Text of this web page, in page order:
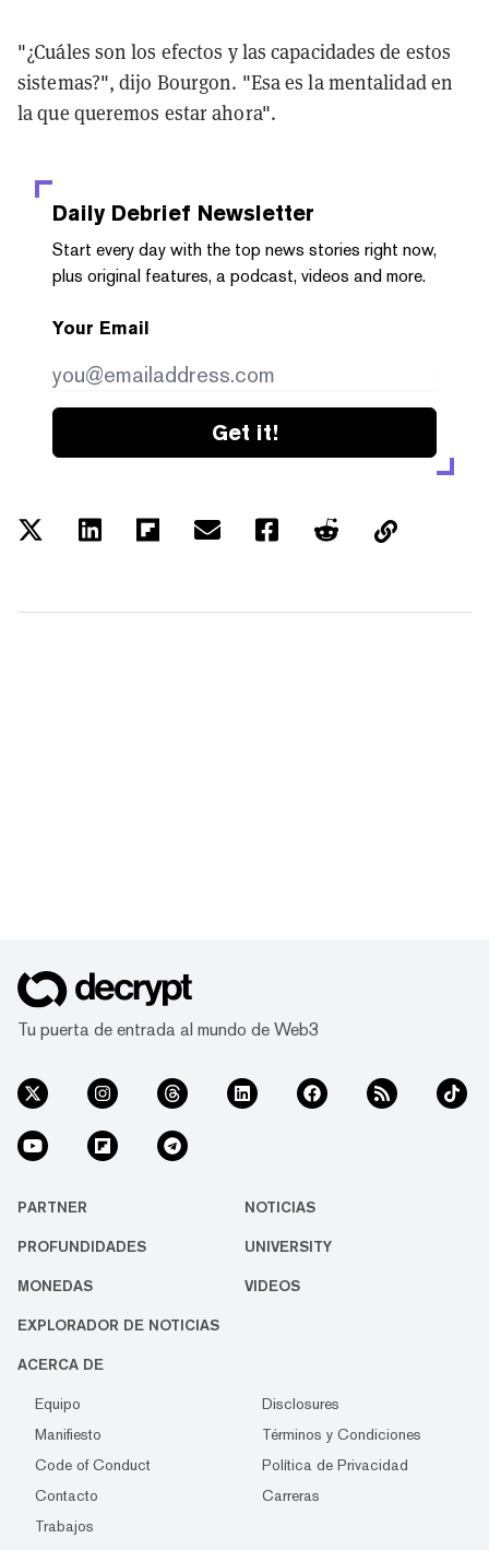
"¿Cuáles son los efectos y las capacidades de estos
sistemas?", dijo Bourgon. "Esa es la mentalidad en
la que queremos estar ahora".
Daily Debrief Newsletter
Start every day with the top news stories right now,
plus original features, a podcast, videos and more.
Your Email
Get it!
Tu puerta de entrada al mundo de Web3
PARTNER NOTICIAS
PROFUNDIDADES UNIVERSITY
MONEDAS VIDEOS
EXPLORADOR DE NOTICIAS
ACERCA DE
Equipo
Disclosures
Manifiesto
Términos y Condiciones
Code of Conduct
Política de Privacidad
Contacto
Carreras
Trabajos